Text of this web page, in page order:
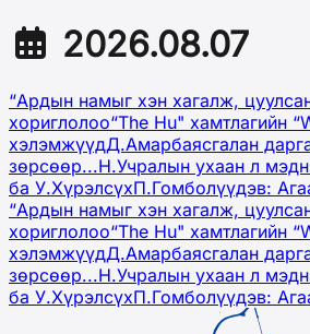
2026.08.07
“Ардын намыг хэн хагалж,
хориглолоо“The Hu" хамтлагийн
хэлэмжүүдД.Амарбаясгалан
зөрсөөр...Н.Учралын ухаан л
ба У.ХүрэлсүхП.Гомболүүдэв:
“Ардын намыг хэн хагалж,
хориглолоо“The Hu" хамтлагийн
хэлэмжүүдД.Амарбаясгалан
зөрсөөр...Н.Учралын ухаан л
ба У.ХүрэлсүхП.Гомболүүдэв: